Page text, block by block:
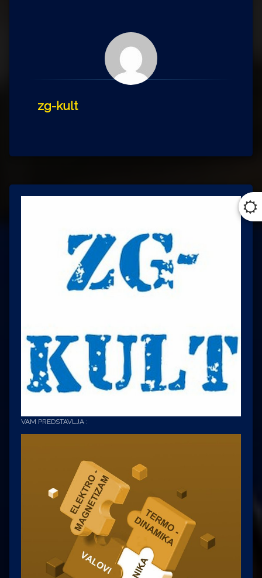
zg-kult
VAM PREDSTAVLJA :